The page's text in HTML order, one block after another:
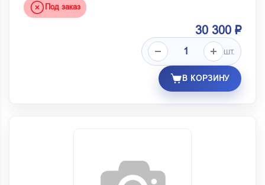
Под заказ
30 300 ₽
шт.
В КОРЗИНУ